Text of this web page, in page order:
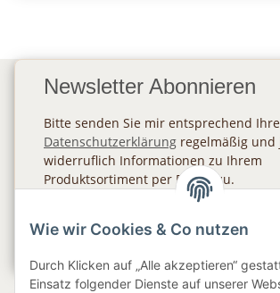
Newsletter Abonnieren
Bitte senden Sie mir entsprechend
Datenschutzerklärung regelmäßig und
widerruflich Informationen zu Ihrem
Produktsortiment per E-Mail zu.
Wie wir Cookies & Co nutzen
Durch Klicken auf „Alle akzeptieren“
Einsatz folgender Dienste auf unserer